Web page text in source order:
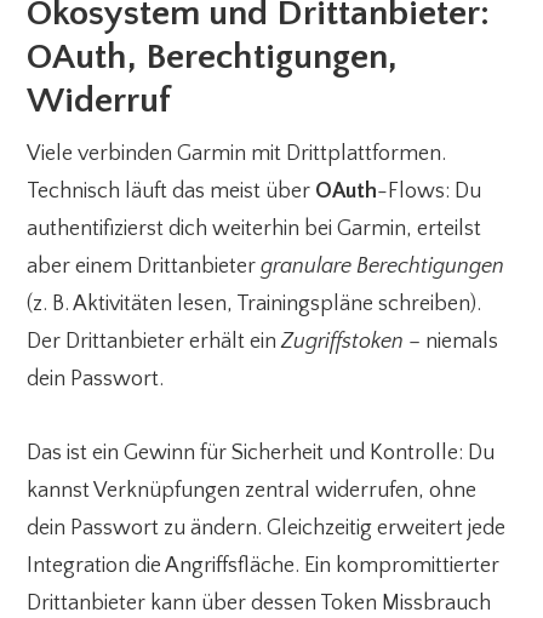
Ökosystem und Drittanbieter:
OAuth, Berechtigungen,
Widerruf
Viele verbinden Garmin mit Drittplattformen.
Technisch läuft das meist über OAuth-Flows: Du
authentifizierst dich weiterhin bei Garmin, erteilst
aber einem Drittanbietergranulare Berechtigungen
(z. B. Aktivitäten lesen, Trainingspläne schreiben).
Der Drittanbieter erhält einZugriffstoken – niemals
dein Passwort.
Das ist ein Gewinn für Sicherheit und Kontrolle: Du
kannst Verknüpfungen zentral widerrufen, ohne
dein Passwort zu ändern. Gleichzeitig erweitert jede
Integration die Angriffsfläche. Ein kompromittierter
Drittanbieter kann über dessen Token Missbrauch